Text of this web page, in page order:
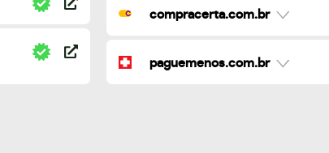
compracerta.com.br
paguemenos.com.br